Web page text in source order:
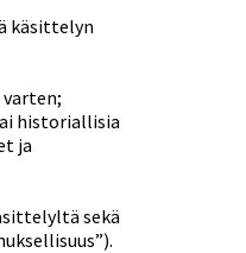
käsittelyn
historiallisia
ja
sekä